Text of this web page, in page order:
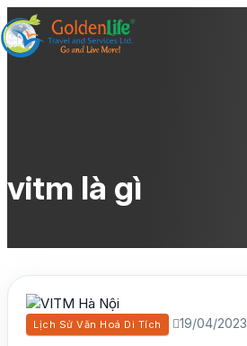
vitm là gì
Lịch Sử Văn Hoá Di Tích 19/04/2023